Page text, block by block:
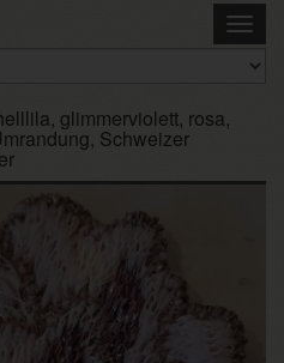
glimmerviolett, rosa,
Schweizer